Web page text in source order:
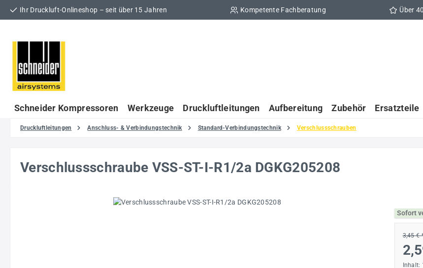
Hauptinhalt springen
Zur Suche springen
Zur Hauptnavigation springen
Ihr Druckluft-Onlineshop – seit über 15 Jahren Kompetente Fachberatung Über
Schneider Kompressoren Werkzeuge Druckluftleitungen Aufbereitung Zubehör Ersatzteile
Druckluftleitungen Anschluss- & Verbindungstechnik Standard-Verbindungstechnik Verschlussschrauben
Verschlussschraube VSS-ST-I-R1/2a DGKG205208
Sofort
3,45 €
Inhalt: